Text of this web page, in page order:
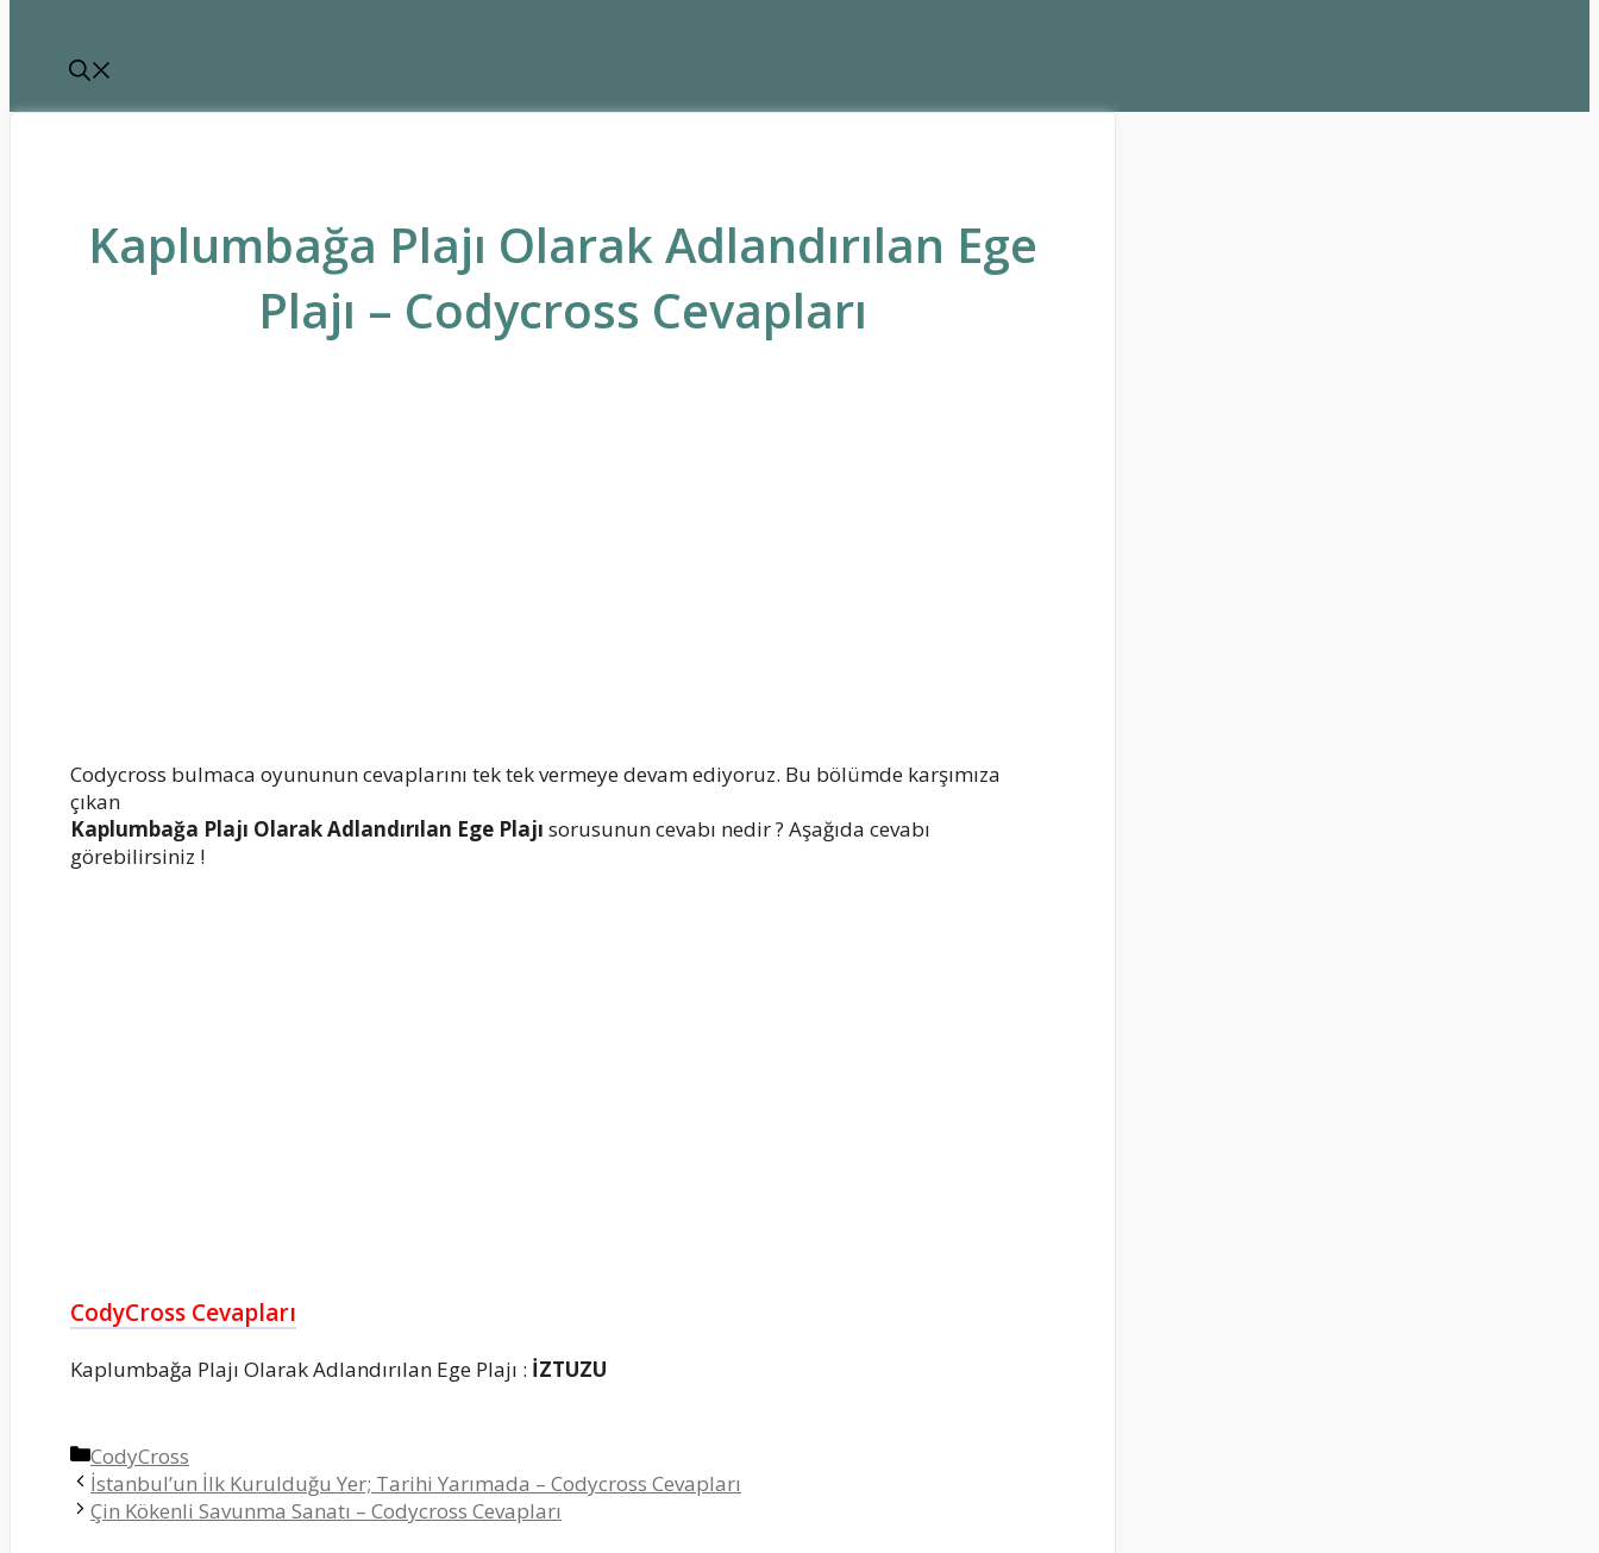
Kaplumbağa Plajı Olarak Adlandırılan Ege
Plajı – Codycross Cevapları
Codycross bulmaca oyununun cevaplarını tek tek vermeye devam ediyoruz. Bu bölümde karşımıza
çıkan
Kaplumbağa Plajı Olarak Adlandırılan Ege Plajı sorusunun cevabı nedir ? Aşağıda cevabı
görebilirsiniz !
CodyCross Cevapları
Kaplumbağa Plajı Olarak Adlandırılan Ege Plajı : İZTUZU
Kategoriler
CodyCross
İstanbul’un İlk Kurulduğu Yer; Tarihi Yarımada – Codycross Cevapları
Çin Kökenli Savunma Sanatı – Codycross Cevapları